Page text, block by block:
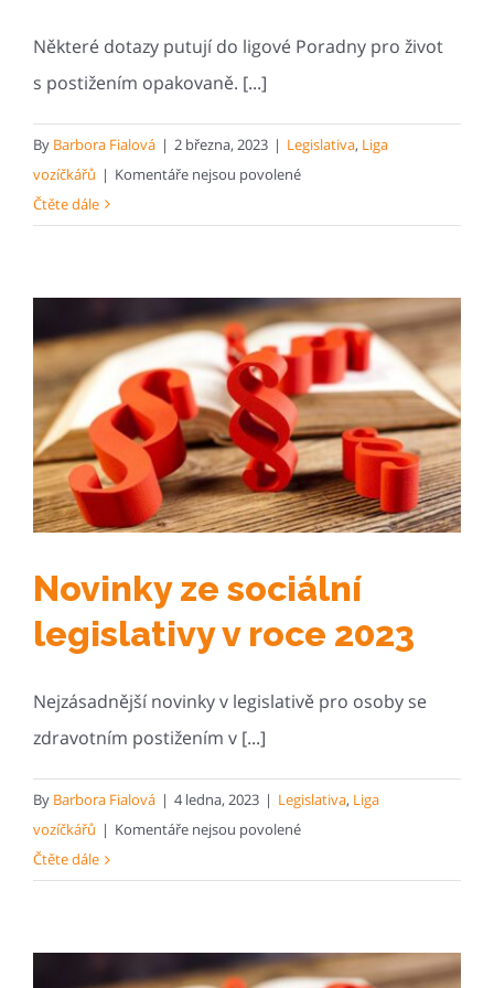
Některé dotazy putují do ligové Poradny pro život
s postižením opakovaně. [...]
By Barbora Fialová | 2 března, 2023 | Legislativa, Liga
vozíčkářů | Komentáře nejsou povolenéu
s
si
často
neví
rady
s prodejem
starého
auta
z příspěvku
hendikepované
Čtěte dále
Novinky ze sociální
legislativy v roce 2023
Nejzásadnější novinky v legislativě pro osoby se
zdravotním postižením v [...]
By Barbora Fialová | 4 ledna, 2023 | Legislativa, Liga
vozíčkářů | Komentáře nejsou povolenéu
s
ze
Čtěte dále